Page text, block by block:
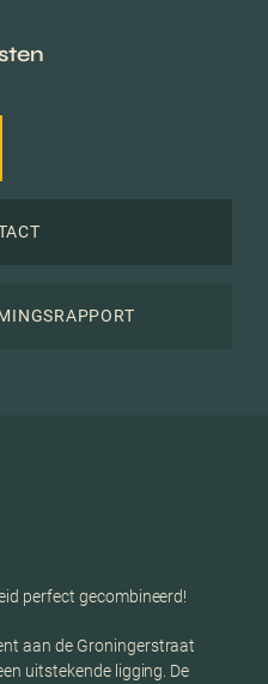
perfect gecombineerd!
aan de Groningerstraat
uitstekende ligging. De